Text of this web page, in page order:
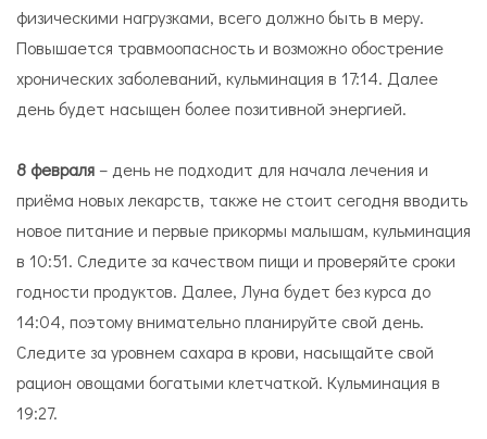
физическими нагрузками, всего должно быть в меру.
Повышается травмоопасность и возможно обострение
хронических заболеваний, кульминация в 17:14. Далее
день будет насыщен более позитивной энергией.
8 февраля – день не подходит для начала лечения и
приёма новых лекарств, также не стоит сегодня вводить
новое питание и первые прикормы малышам, кульминация
в 10:51. Следите за качеством пищи и проверяйте сроки
годности продуктов. Далее, Луна будет без курса до
14:04, поэтому внимательно планируйте свой день.
Следите за уровнем сахара в крови, насыщайте свой
рацион овощами богатыми клетчаткой. Кульминация в
19:27.